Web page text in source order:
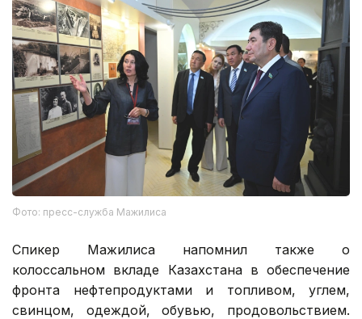
Фото: пресс-служба Мажилиса
Спикер Мажилиса напомнил также о
колоссальном вкладе Казахстана в обеспечение
фронта нефтепродуктами и топливом, углем,
свинцом, одеждой, обувью, продовольствием.